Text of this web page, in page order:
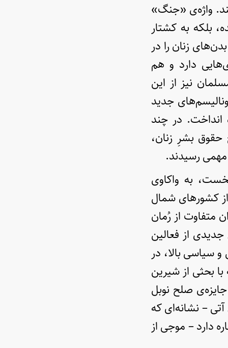
واژه‌ی «جنگ»
بلکه به کشتار
زنان را در
دارد و هم
نیز از این
جدید
انداخت. در چند
دهه‌ی ۹۰ میلادی، با طرح حقوق بشرِ زنان،
رسیدند.
به واکاوی
کشورهای شمال
متفاوت از رُمان
از فعالین
سیاسی بالا، در
بحثی از شیرین
صلح نوبل
آتی – نشانه‌ای که
دارد – موجی از